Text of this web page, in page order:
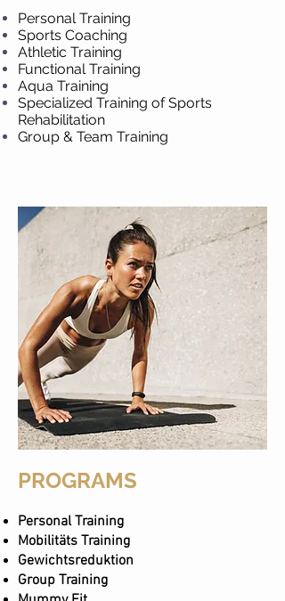
Personal Training
Sports Coaching
Athletic Training
Functional Training
Aqua Training
Specialized Training of Sports
Rehabilitation
Group & Team Training
PROGRAMS
Personal Training
Mobilitäts Training
Gewichtsreduktion
Group Training